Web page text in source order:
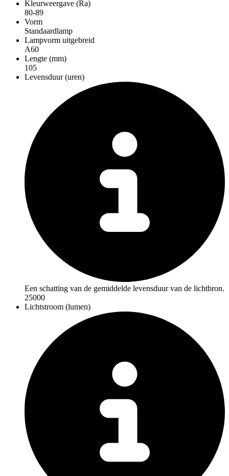
Kleurweergave (Ra)
80-89
Vorm
Standaardlamp
Lampvorm uitgebreid
A60
Lengte (mm)
105
Levensduur (uren)
Een schatting van de gemiddelde levensduur van de lichtbron.
25000
Lichtstroom (lumen)